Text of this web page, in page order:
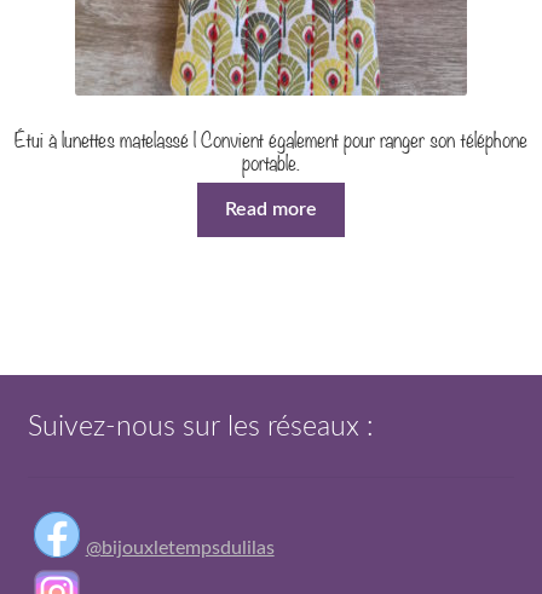
Étui à lunettes matelassé | Convient également pour ranger son téléphone
portable.
Read more
Suivez-nous sur les réseaux :
@bijouxletempsdulilas